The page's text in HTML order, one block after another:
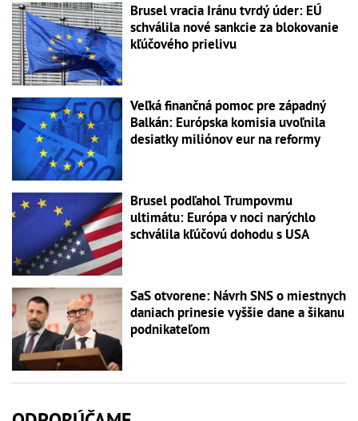
Brusel vracia Iránu tvrdý úder: EÚ
schválila nové sankcie za blokovanie
kľúčového prielivu
Veľká finančná pomoc pre západný
Balkán: Európska komisia uvoľnila
desiatky miliónov eur na reformy
Brusel podľahol Trumpovmu
ultimátu: Európa v noci narýchlo
schválila kľúčovú dohodu s USA
SaS otvorene: Návrh SNS o miestnych
daniach prinesie vyššie dane a šikanu
podnikateľom